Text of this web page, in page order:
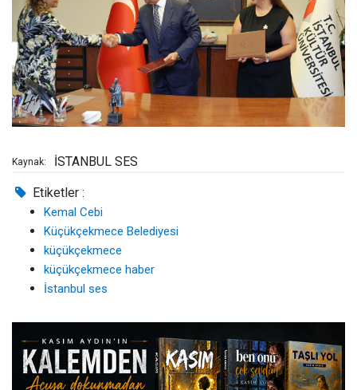
Kaynak: İSTANBUL SES
Etiketler :
Kemal Cebi
Küçükçekmece Belediyesi
küçükçekmece
küçükçekmece haber
İstanbul ses